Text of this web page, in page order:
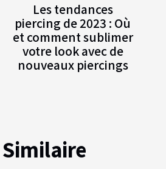
Les tendances
piercing de 2023 : Où
et comment sublimer
votre look avec de
nouveaux piercings
Similaire